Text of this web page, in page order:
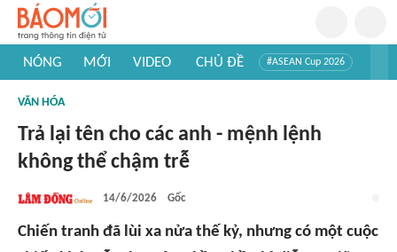
NÓNG MỚI VIDEO CHỦ ĐỀ #ASEAN Cup 2026
#Khám phá thế giới
VĂN HÓA
Trả lại tên cho các anh - mệnh lệnh
không thể chậm trễ
14/6/2026 Gốc
Chiến tranh đã lùi xa nửa thế kỷ, nhưng có một cuộc